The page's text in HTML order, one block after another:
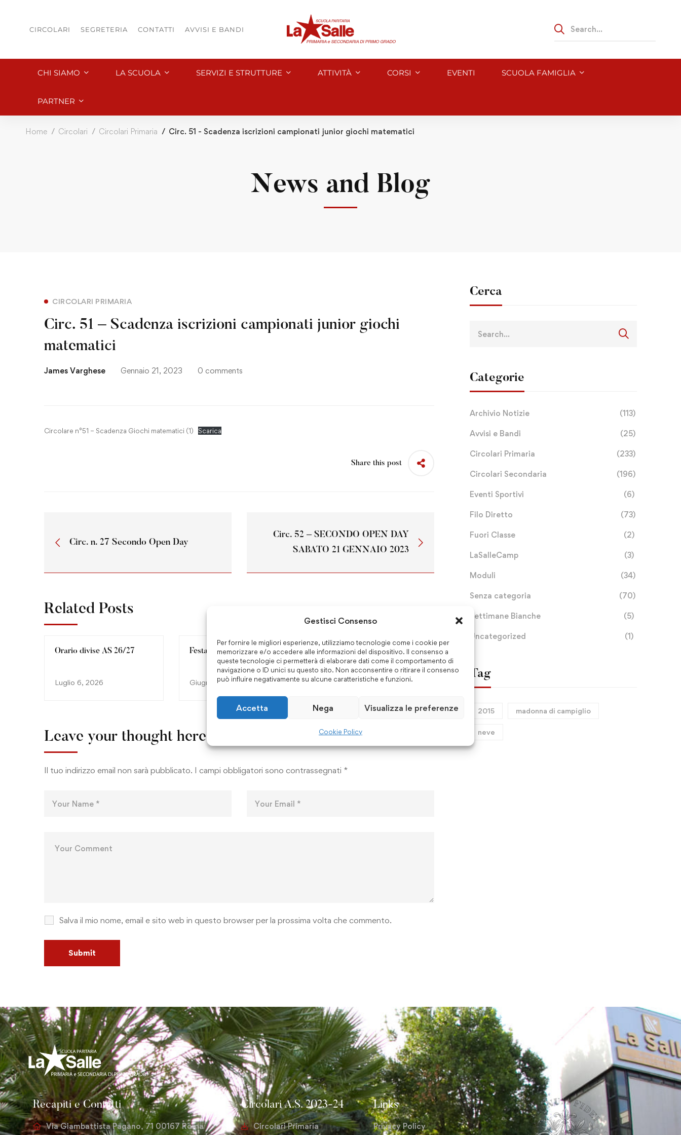
Gestisci Consenso
Per fornire le migliori esperienze, utilizziamo tecnologie come i cookie per
memorizzare e/o accedere alle informazioni del dispositivo. Il consenso a
queste tecnologie ci permetterà di elaborare dati come il comportamento di
navigazione o ID unici su questo sito. Non acconsentire o ritirare il consenso
può influire negativamente su alcune caratteristiche e funzioni.
Accetta Nega Visualizza le preferenze
Cookie Policy
CIRCOLARI SEGRETERIA CONTATTI AVVISI E BANDI
CHI SIAMO LA SCUOLA SERVIZI E STRUTTURE ATTIVITÀ CORSI EVENTI SCUOLA FAMIGLIA
PARTNER
Home Circolari Circolari Primaria Circ. 51 - Scadenza iscrizioni campionati junior giochi matematici
News and Blog
CIRCOLARI PRIMARIA
Circ. 51 – Scadenza iscrizioni campionati junior giochi
matematici
James Varghese Gennaio 21, 2023 0 comments
Circolare n°51 – Scadenza Giochi matematici (1) Scarica
Share this post
Circ. n. 27 Secondo Open Day
Circ. 52 – SECONDO OPEN DAY
SABATO 21 GENNAIO 2023
Related Posts
Orario divise AS 26/27
Luglio 6, 2026
Festa Fine Anno Locandina
Giugno 3, 2026
Festa del Fondatore-
Messaggio del Vicario
Generale 2026
Maggio 15, 2026 Maggio 13, 2026
Leave your thought here
Il tuo indirizzo email non sarà pubblicato. I campi obbligatori sono contrassegnati *
Salva il mio nome, email e sito web in questo browser per la prossima volta che commento.
Cerca
Categorie
Archivio Notizie (113)
Avvisi e Bandi (25)
Circolari Primaria (233)
Circolari Secondaria (196)
Eventi Sportivi (6)
Filo Diretto (73)
Fuori Classe (2)
LaSalleCamp (3)
Moduli (34)
Senza categoria (70)
Settimane Bianche (5)
Uncategorized (1)
Tag
2015 madonna di campiglio
neve
Recapiti e Contatti
Via Giambattista Pagano, 71 00167 Roma
Circolari A.S. 2023-24
Circolari Primaria
Links
Privacy Policy